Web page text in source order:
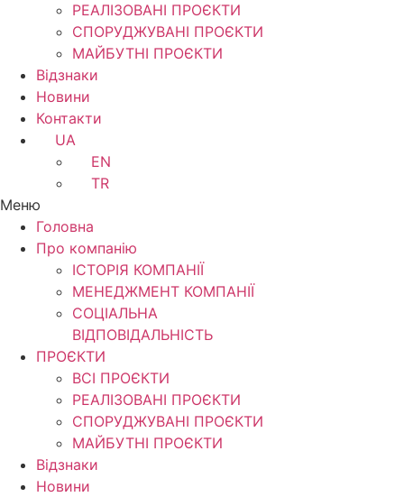
РЕАЛІЗОВАНІ ПРОЄКТИ
СПОРУДЖУВАНІ ПРОЄКТИ
МАЙБУТНІ ПРОЄКТИ
Відзнаки
Новини
Контакти
UA
EN
TR
Меню
Головна
Про компанію
ІСТОРІЯ КОМПАНІЇ
МЕНЕДЖМЕНТ КОМПАНІЇ
CОЦІАЛЬНА
ВІДПОВІДАЛЬНІСТЬ
ПРОЄКТИ
ВСІ ПРОЄКТИ
РЕАЛІЗОВАНІ ПРОЄКТИ
СПОРУДЖУВАНІ ПРОЄКТИ
МАЙБУТНІ ПРОЄКТИ
Відзнаки
Новини